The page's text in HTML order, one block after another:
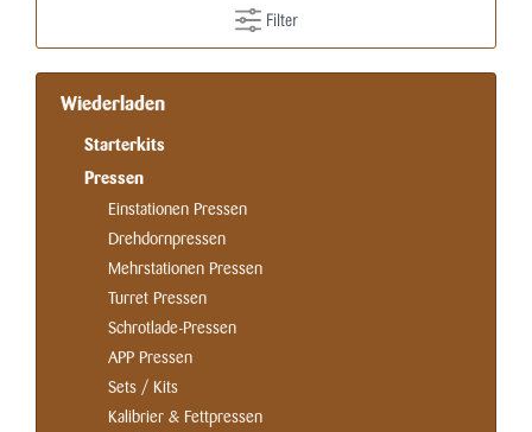
Filter
Wiederladen
Starterkits
Pressen
Einstationen Pressen
Drehdornpressen
Mehrstationen Pressen
Turret Pressen
Schrotlade-Pressen
APP Pressen
Sets / Kits
Kalibrier & Fettpressen